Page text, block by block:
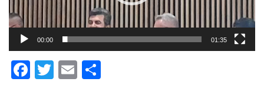
00:00 01:35
Facebook
Twitter
Email